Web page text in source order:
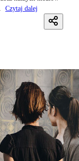
Czytaj dalej